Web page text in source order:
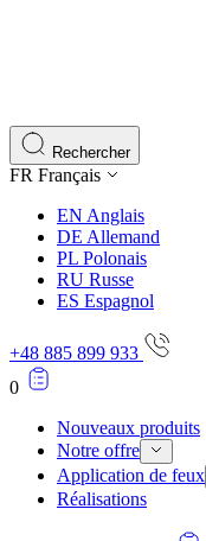
Rechercher
FR Français
EN Anglais
DE Allemand
PL Polonais
RU Russe
ES Espagnol
+48 885 899 933
0
Nouveaux produits
Notre offre
Application de feux
Réalisations